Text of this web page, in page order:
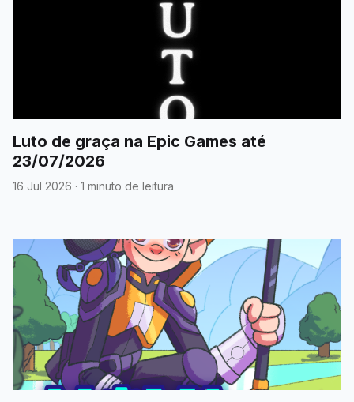
Luto de graça na Epic Games até
23/07/2026
16 Jul 2026 · 1 minuto de leitura